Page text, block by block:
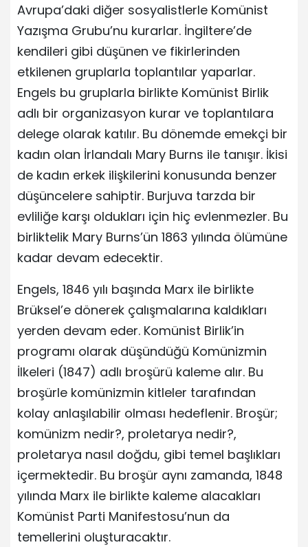
Avrupa’daki diğer sosyalistlerle Komünist
Yazışma Grubu’nu kurarlar. İngiltere’de
kendileri gibi düşünen ve fikirlerinden
etkilenen gruplarla toplantılar yaparlar.
Engels bu gruplarla birlikte Komünist Birlik
adlı bir organizasyon kurar ve toplantılara
delege olarak katılır. Bu dönemde emekçi bir
kadın olan İrlandalı Mary Burns ile tanışır. İkisi
de kadın erkek ilişkilerini konusunda benzer
düşüncelere sahiptir. Burjuva tarzda bir
evliliğe karşı oldukları için hiç evlenmezler. Bu
birliktelik Mary Burns’ün 1863 yılında ölümüne
kadar devam edecektir.
Engels, 1846 yılı başında Marx ile birlikte
Brüksel’e dönerek çalışmalarına kaldıkları
yerden devam eder. Komünist Birlik’in
programı olarak düşündüğü Komünizmin
İlkeleri (1847) adlı broşürü kaleme alır. Bu
broşürle komünizmin kitleler tarafından
kolay anlaşılabilir olması hedeflenir. Broşür;
komünizm nedir?, proletarya nedir?,
proletarya nasıl doğdu, gibi temel başlıkları
içermektedir. Bu broşür aynı zamanda, 1848
yılında Marx ile birlikte kaleme alacakları
Komünist Parti Manifestosu’nun da
temellerini oluşturacaktır.